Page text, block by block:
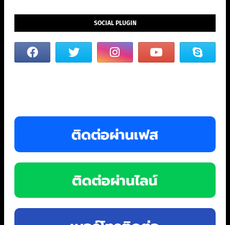
SOCIAL PLUGIN